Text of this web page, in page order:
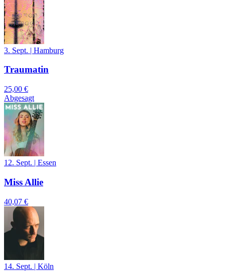
3. Sept. | Hamburg
Traumatin
25,00 €
Abgesagt
12. Sept. | Essen
Miss Allie
40,07 €
14. Sept. | Köln